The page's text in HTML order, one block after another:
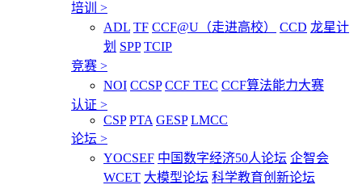
培训 >
ADL TF CCF@U（走进高校） CCD 龙星计
划 SPP TCIP
竞赛 >
NOI CCSP CCF TEC CCF算法能力大赛
认证 >
CSP PTA GESP LMCC
论坛 >
YOCSEF 中国数字经济50人论坛 企智会
WCET 大模型论坛 科学教育创新论坛